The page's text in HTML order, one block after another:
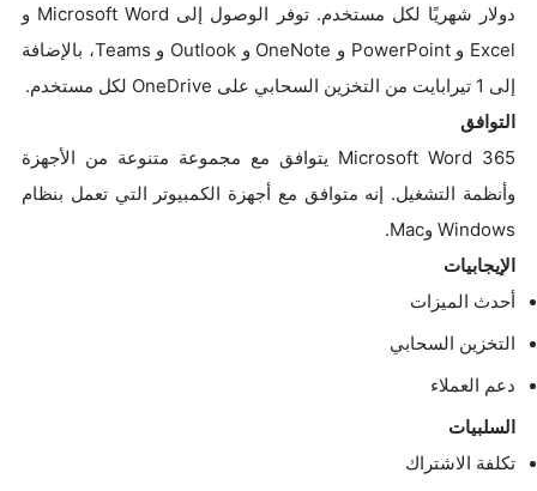
دولار شهريًا لكل مستخدم. توفر الوصول إلى Microsoft Word و
Excel و PowerPoint و OneNote و Outlook و Teams، بالإضافة
إلى 1 تيرابايت من التخزين السحابي على OneDrive لكل مستخدم.
التوافق
Microsoft Word 365 يتوافق مع مجموعة متنوعة من الأجهزة
وأنظمة التشغيل. إنه متوافق مع أجهزة الكمبيوتر التي تعمل بنظام
Windows وMac.
الإيجابيات
أحدث الميزات
التخزين السحابي
دعم العملاء
السلبيات
تكلفة الاشتراك